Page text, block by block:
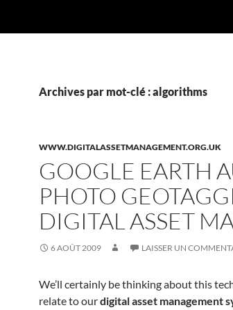
Archives par mot-clé : algorithms
WWW.DIGITALASSETMANAGEMENT.ORG.UK
GOOGLE EARTH
PHOTO
DIGITAL ASSET
6 AOÛT 2009 LAISSER UN
We’ll certainly be thinking about this
relate to ourdigital asset management